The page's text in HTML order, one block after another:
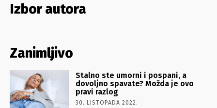
Izbor autora
Zanimljivo
Stalno ste umorni i pospani, a
dovoljno spavate? Možda je ovo
pravi razlog
30. LISTOPADA 2022.